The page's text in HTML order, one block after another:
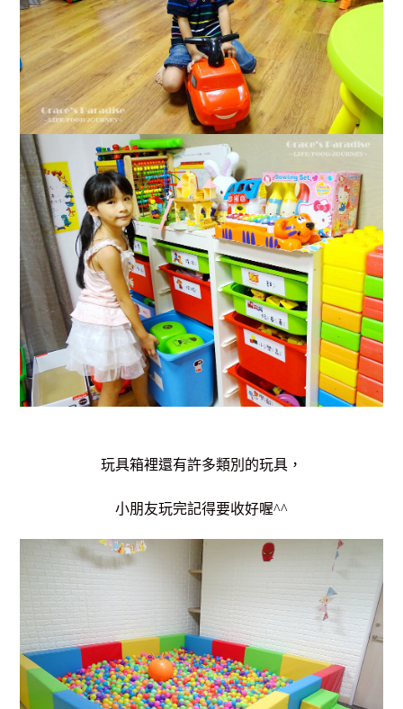
玩具箱裡還有許多類別的玩具，
小朋友玩完記得要收好喔^^